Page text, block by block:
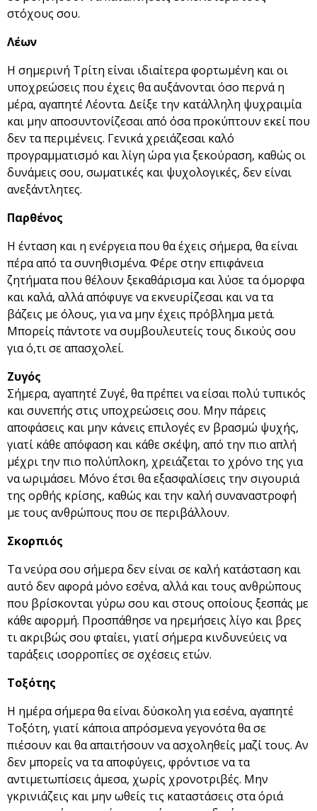
στόχους σου.
Λέων
Η σημερινή Τρίτη είναι ιδιαίτερα φορτωμένη και οι
υποχρεώσεις που έχεις θα αυξάνονται όσο περνά η
μέρα, αγαπητέ Λέοντα. Δείξε την κατάλληλη ψυχραιμία
και μην αποσυντονίζεσαι από όσα προκύπτουν εκεί που
δεν τα περιμένεις. Γενικά χρειάζεσαι καλό
προγραμματισμό και λίγη ώρα για ξεκούραση, καθώς οι
δυνάμεις σου, σωματικές και ψυχολογικές, δεν είναι
ανεξάντλητες.
Παρθένος
Η ένταση και η ενέργεια που θα έχεις σήμερα, θα είναι
πέρα από τα συνηθισμένα. Φέρε στην επιφάνεια
ζητήματα που θέλουν ξεκαθάρισμα και λύσε τα όμορφα
και καλά, αλλά απόφυγε να εκνευρίζεσαι και να τα
βάζεις με όλους, για να μην έχεις πρόβλημα μετά.
Μπορείς πάντοτε να συμβουλευτείς τους δικούς σου
για ό,τι σε απασχολεί.
Ζυγός
Σήμερα, αγαπητέ Ζυγέ, θα πρέπει να είσαι πολύ τυπικός
και συνεπής στις υποχρεώσεις σου. Μην πάρεις
αποφάσεις και μην κάνεις επιλογές εν βρασμώ ψυχής,
γιατί κάθε απόφαση και κάθε σκέψη, από την πιο απλή
μέχρι την πιο πολύπλοκη, χρειάζεται το χρόνο της για
να ωριμάσει. Μόνο έτσι θα εξασφαλίσεις την σιγουριά
της ορθής κρίσης, καθώς και την καλή συναναστροφή
με τους ανθρώπους που σε περιβάλλουν.
Σκορπιός
Τα νεύρα σου σήμερα δεν είναι σε καλή κατάσταση και
αυτό δεν αφορά μόνο εσένα, αλλά και τους ανθρώπους
που βρίσκονται γύρω σου και στους οποίους ξεσπάς με
κάθε αφορμή. Προσπάθησε να ηρεμήσεις λίγο και βρες
τι ακριβώς σου φταίει, γιατί σήμερα κινδυνεύεις να
ταράξεις ισορροπίες σε σχέσεις ετών.
Τοξότης
Η ημέρα σήμερα θα είναι δύσκολη για εσένα, αγαπητέ
Τοξότη, γιατί κάποια απρόσμενα γεγονότα θα σε
πιέσουν και θα απαιτήσουν να ασχοληθείς μαζί τους. Αν
δεν μπορείς να τα αποφύγεις, φρόντισε να τα
αντιμετωπίσεις άμεσα, χωρίς χρονοτριβές. Μην
γκρινιάζεις και μην ωθείς τις καταστάσεις στα όριά